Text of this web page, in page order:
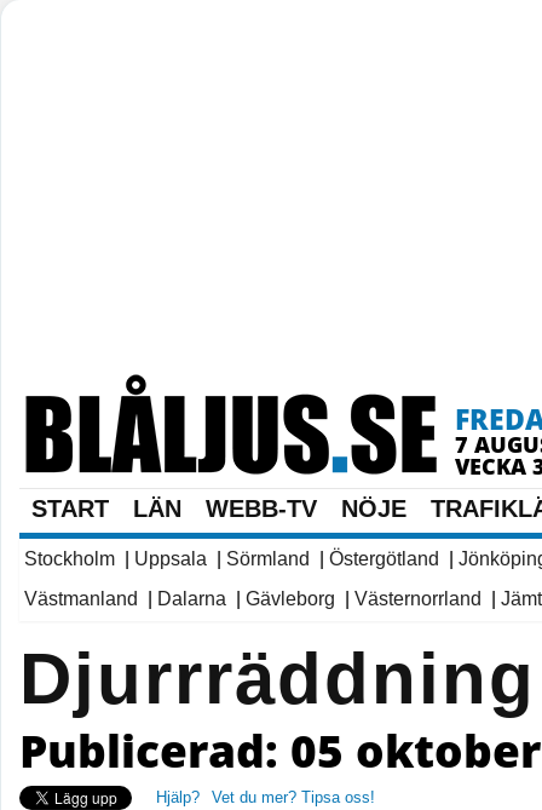
7
VECKA
START LÄN WEBB-TV NÖJE
Stockholm Uppsala Sörmland Östergötland
Västmanland
Dalarna Gävleborg Västernorrland
Publicerad: 05
Hjälp? Vet du mer? Tipsa oss!